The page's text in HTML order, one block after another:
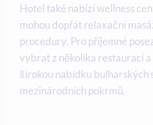
Hotel také nabízí wellness
mohou dopřát relaxační
procedury. Pro příjemné
vybrat z několika restaurací
širokou nabídku bulharských
mezinárodních pokrmů.